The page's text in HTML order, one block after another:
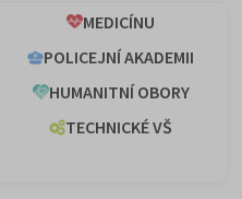
MEDICÍNU
POLICEJNÍ AKADEMII
HUMANITNÍ OBORY
TECHNICKÉ VŠ